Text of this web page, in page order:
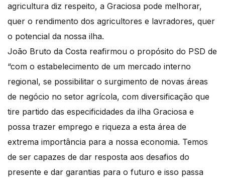
agricultura diz respeito, a Graciosa pode melhorar,
quer o rendimento dos agricultores e lavradores, quer
o potencial da nossa ilha.
João Bruto da Costa reafirmou o propósito do PSD de
“com o estabelecimento de um mercado interno
regional, se possibilitar o surgimento de novas áreas
de negócio no setor agrícola, com diversificação que
tire partido das especificidades da ilha Graciosa e
possa trazer emprego e riqueza a esta área de
extrema importância para a nossa economia. Temos
de ser capazes de dar resposta aos desafios do
presente e dar garantias para o futuro e isso passa